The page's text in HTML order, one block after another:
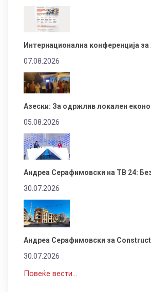
Интернационална конференција за
07.08.2026
Азески: За одржлив локален
05.08.2026
Андреа Серафимовски на ТВ 24:
30.07.2026
Андреа Серафимовски за
30.07.2026
Повеќе вести...